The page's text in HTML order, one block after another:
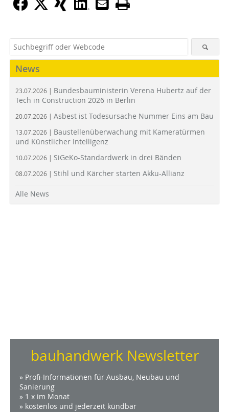
News
23.07.2026 | Bundesbauministerin Verena Hubertz auf der
Tech in Construction 2026 in Berlin
20.07.2026 | Asbest ist Todesursache Nummer Eins am Bau
13.07.2026 | Baustellenüberwachung mit Kameratürmen
und Künstlicher Intelligenz
10.07.2026 | SiGeKo-Standardwerk in drei Bänden
08.07.2026 | Stihl und Kärcher starten Akku-Allianz
Alle News
bauhandwerk Newsletter
» Profi-Informationen für Ausbau, Neubau und
Sanierung
» 1 x im Monat
» kostenlos und jederzeit kündbar